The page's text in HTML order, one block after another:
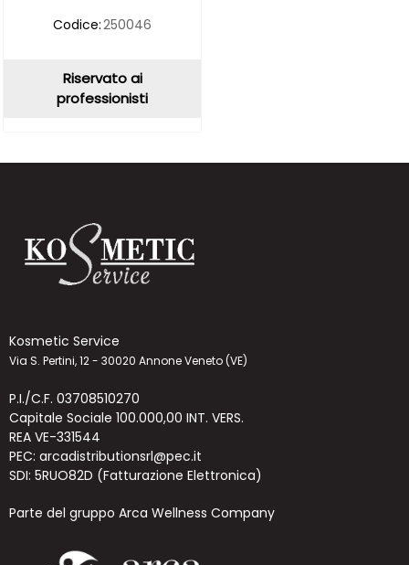
Codice:250046
Riservato ai
professionisti
Kosmetic Service
Via S. Pertini, 12 - 30020 Annone Veneto (VE)
P.I./C.F. 03708510270
Capitale Sociale 100.000,00 INT. VERS.
REA VE-331544
PEC: arcadistributionsrl@pec.it
SDI: 5RUO82D (Fatturazione Elettronica)
Parte del gruppo Arca Wellness Company